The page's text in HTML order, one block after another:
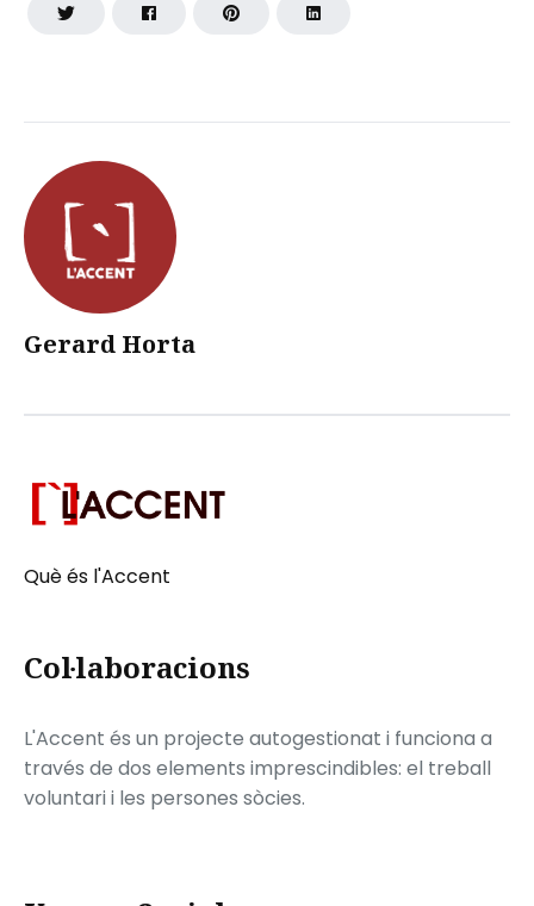
Gerard Horta
Què és l'Accent
Col·laboracions
L'Accent és un projecte autogestionat i funciona a
través de dos elements imprescindibles: el treball
voluntari i les persones sòcies.